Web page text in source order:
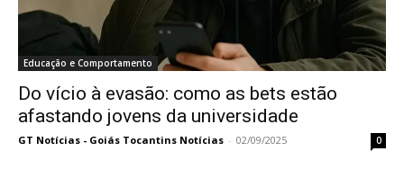
Educação e Comportamento
Do vício à evasão: como as bets estão
afastando jovens da universidade
GT Notícias - Goiás Tocantins Notícias - 02/09/2025 0